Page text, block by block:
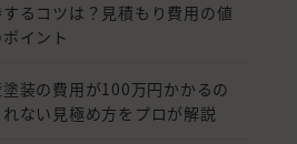
るコツは？見積もり費用の値
イント
塗装の費用が100万円かかるの
ない見極め方をプロが解説